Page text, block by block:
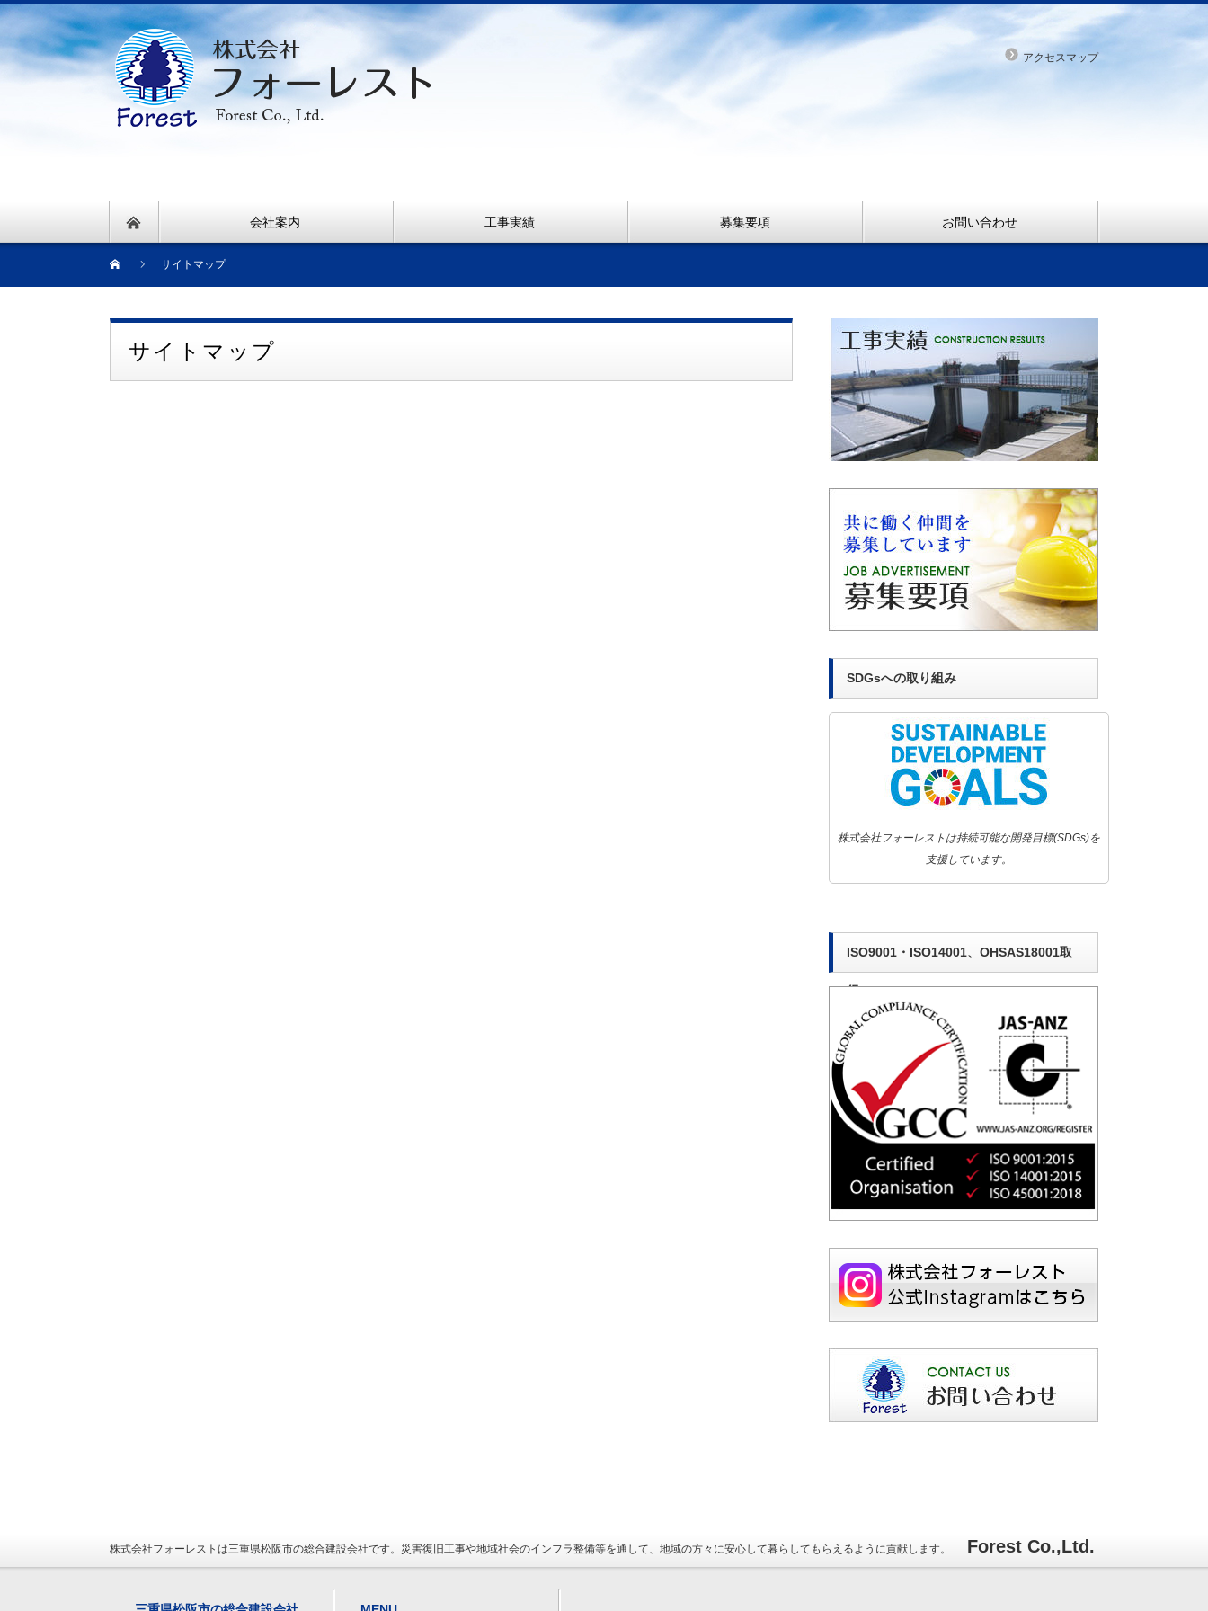
アクセスマップ
会社案内 工事実績 募集要項 お問い合わせ
サイトマップ
サイトマップ
SDGsへの取り組み
株式会社フォーレストは持続可能な開発目標(SDGs)を
支援しています。
ISO9001・ISO14001、OHSAS18001取
得
株式会社フォーレストは三重県松阪市の総合建設会社です。災害復旧工事や地域社会のインフラ整備等を通して、地域の方々に安心して暮らしてもらえるように貢献します。 Forest Co.,Ltd.